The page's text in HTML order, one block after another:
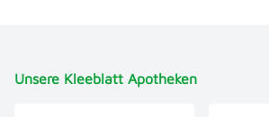
Unsere Kleeblatt Apotheken